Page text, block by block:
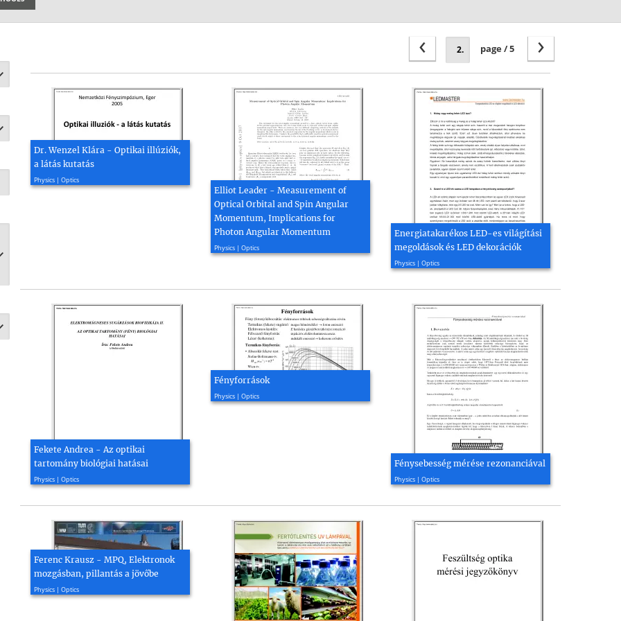
›
page / 5
‹
Dr. Wenzel Klára - Optikai illúziók,
a látás kutatás
Physics | Optics
Elliot Leader - Measurement of
Optical Orbital and Spin Angular
Momentum, Implications for
Photon Angular Momentum
Physics | Optics
Energiatakarékos LED-es világítási
megoldások és LED dekorációk
Physics | Optics
Fekete Andrea - Az optikai
tartomány biológiai hatásai
Physics | Optics
Fényforrások
Physics | Optics
Fénysebesség mérése rezonanciával
Physics | Optics
Ferenc Krausz - MPQ, Elektronok
mozgásban, pillantás a jövőbe
Physics | Optics